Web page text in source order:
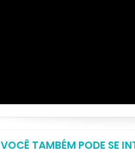
VOCÊ TAMBÉM PODE SE